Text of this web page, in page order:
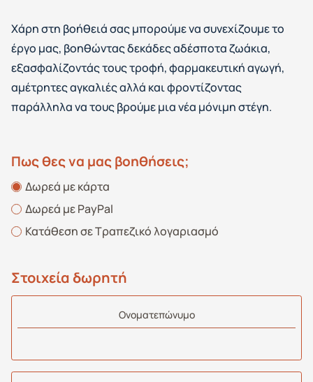
Χάρη στη βοήθειά σας μπορούμε να συνεχίζουμε το
έργο μας, βοηθώντας δεκάδες αδέσποτα ζωάκια,
εξασφαλίζοντάς τους τροφή, φαρμακευτική αγωγή,
αμέτρητες αγκαλιές αλλά και φροντίζοντας
παράλληλα να τους βρούμε μια νέα μόνιμη στέγη.
Πως θες να μας βοηθήσεις;
Δωρεά με κάρτα
Δωρεά με PayPal
Κατάθεση σε Τραπεζικό λογαριασμό
Στοιχεία δωρητή
Oνοματεπώνυμο